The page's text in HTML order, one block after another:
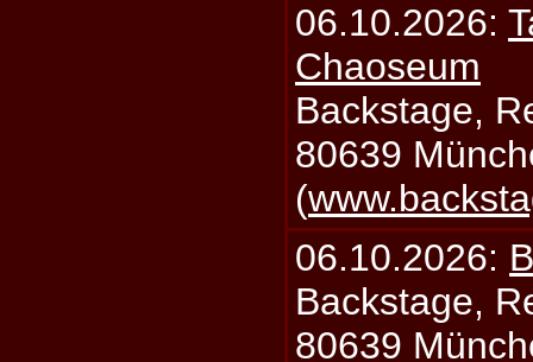
06.10.2026:
Chaoseum
Backstage,
80639
(
06.10.2026:
Backstage,
80639